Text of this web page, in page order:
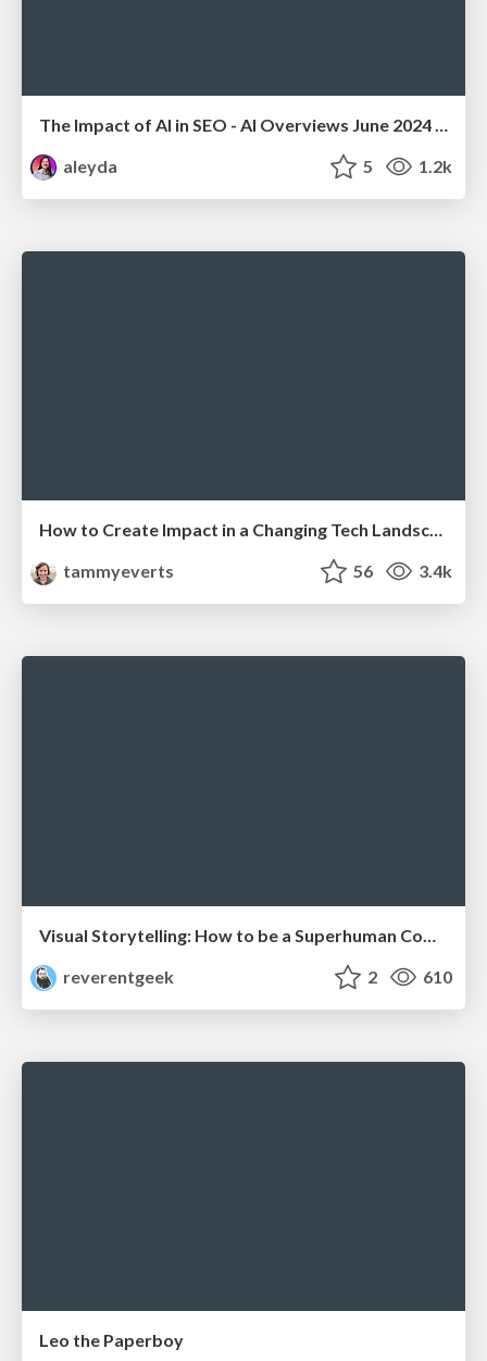
The Impact of AI in SEO - AI Overviews June 2024 Edition
aleyda
5 1.2k
How to Create Impact in a Changing Tech Landscape [PerfNow 2023]
tammyeverts
56 3.4k
reverentgeek
2 610
Leo the Paperboy